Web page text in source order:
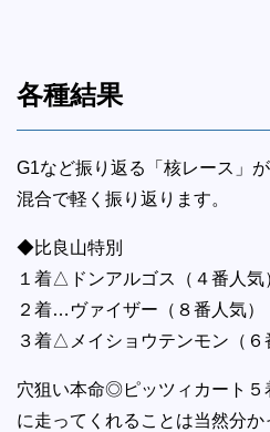
各種結果
G1など振り返る「核レース」
混合で軽く振り返ります。
◆比良山特別
１着△ドンアルゴス（４番人気
２着…ヴァイザー（８番人気）
３着△メイショウテンモン（６
穴狙い本命◎ピッツィカート５
に走ってくれることは当然分